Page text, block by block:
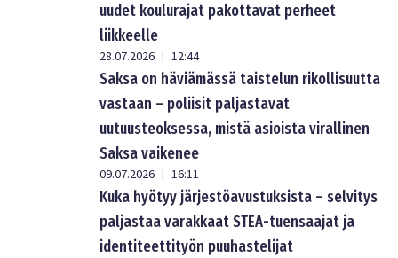
uudet koulurajat pakottavat perheet
liikkeelle
28.07.2026 | 12:44
Saksa on häviämässä taistelun rikollisuutta
vastaan – poliisit paljastavat
uutuusteoksessa, mistä asioista virallinen
Saksa vaikenee
09.07.2026 | 16:11
Kuka hyötyy järjestöavustuksista – selvitys
paljastaa varakkaat STEA-tuensaajat ja
identiteettityön puuhastelijat